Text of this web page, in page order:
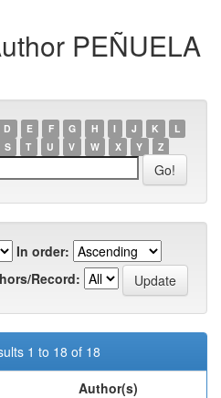
PEÑUELA
D E F G H I J K
L
S T U V W X Y Z
In order:
Record:
1 to 18 of 18
Author(s)